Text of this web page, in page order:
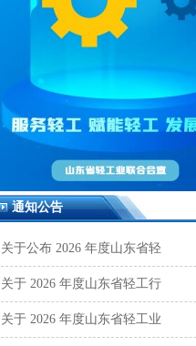
通知公告
关于公布 2026 年度山东省轻
关于 2026 年度山东省轻工行
关于 2026 年度山东省轻工业